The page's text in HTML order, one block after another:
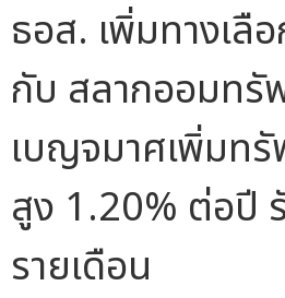
ธอส. เพิ่มทางเลื
กับ สลากออมทรั
เบญจมาศเพิ่มท
สูง 1.20% ต่อปี
รายเดือน